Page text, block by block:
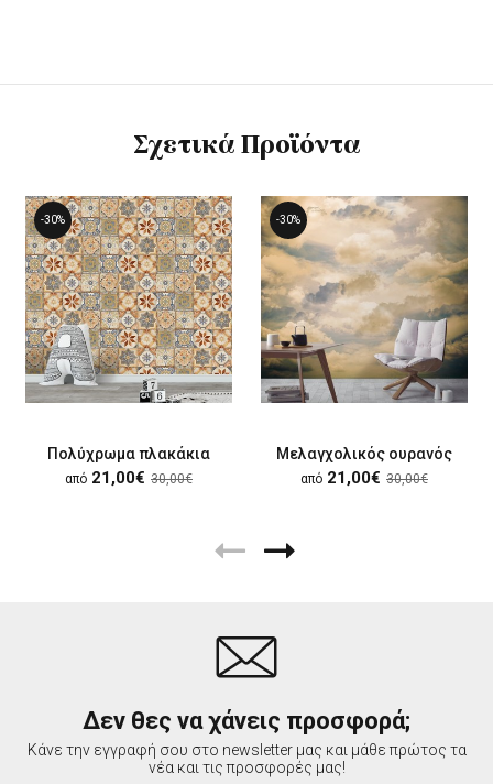
Σχετικά Προϊόντα
-30%
Πολύχρωμα πλακάκια
από 21,00€ 30,00€
-30%
Μελαγχολικός ουρανός
από 21,00€ 30,00€
Δεν θες να χάνεις προσφορά;
Κάνε την εγγραφή σου στο newsletter μας και μάθε πρώτος τα
νέα και τις προσφορές μας!